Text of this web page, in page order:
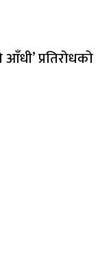
प्रतिरोधको